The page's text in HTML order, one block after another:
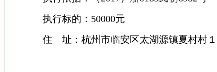
执行标的：50000元
住 址：杭州市临安区太湖源镇夏村村